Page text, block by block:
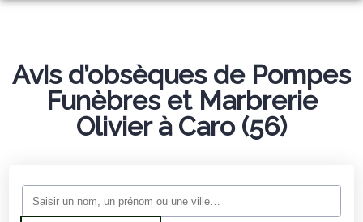
MONUMENTS FUNÉRAIRES
NOTRE AGENCE
SALON FUNÉRAIRE
SERVICES AUX FAMILLES
Avis d’obsèques de Pompes
Funèbres et Marbrerie
Olivier à Caro (56)